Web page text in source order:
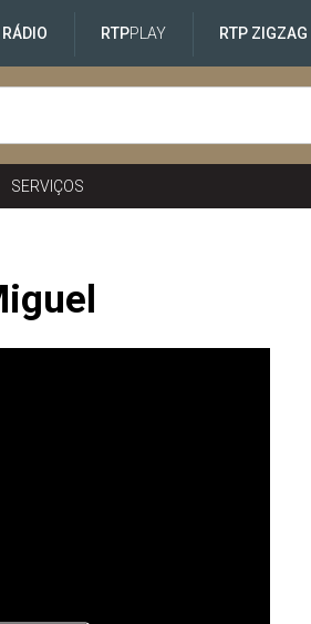
RÁDIO RTPPLAY RTP ZIGZAG
SERVIÇOS